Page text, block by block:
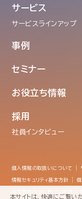
サービス
サービスラインアップ
事例
セミナー
お役立ち情報
採用
社員インタビュー
個人情報の取扱いについて
情報セキュリティ基本方針
本サイトは、快適にご覧